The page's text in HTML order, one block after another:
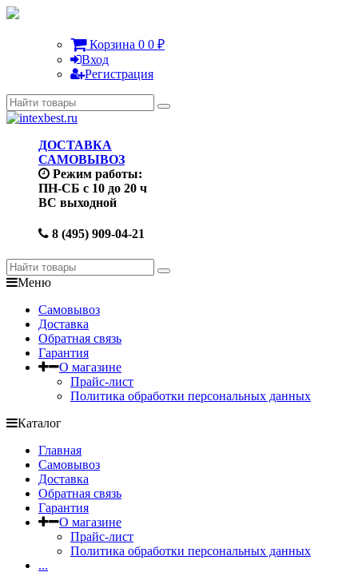
Корзина 0 0 ₽
Вход
Регистрация
ДОСТАВКА
САМОВЫВОЗ
Режим работы:
ПН-СБ с 10 до 20 ч
ВС выходной
8 (495) 909-04-21
Меню
Самовывоз
Доставка
Обратная связь
Гарантия
О магазине
Прайс-лист
Политика обработки персональных данных
Каталог
Главная
Самовывоз
Доставка
Обратная связь
Гарантия
О магазине
Прайс-лист
Политика обработки персональных данных
...